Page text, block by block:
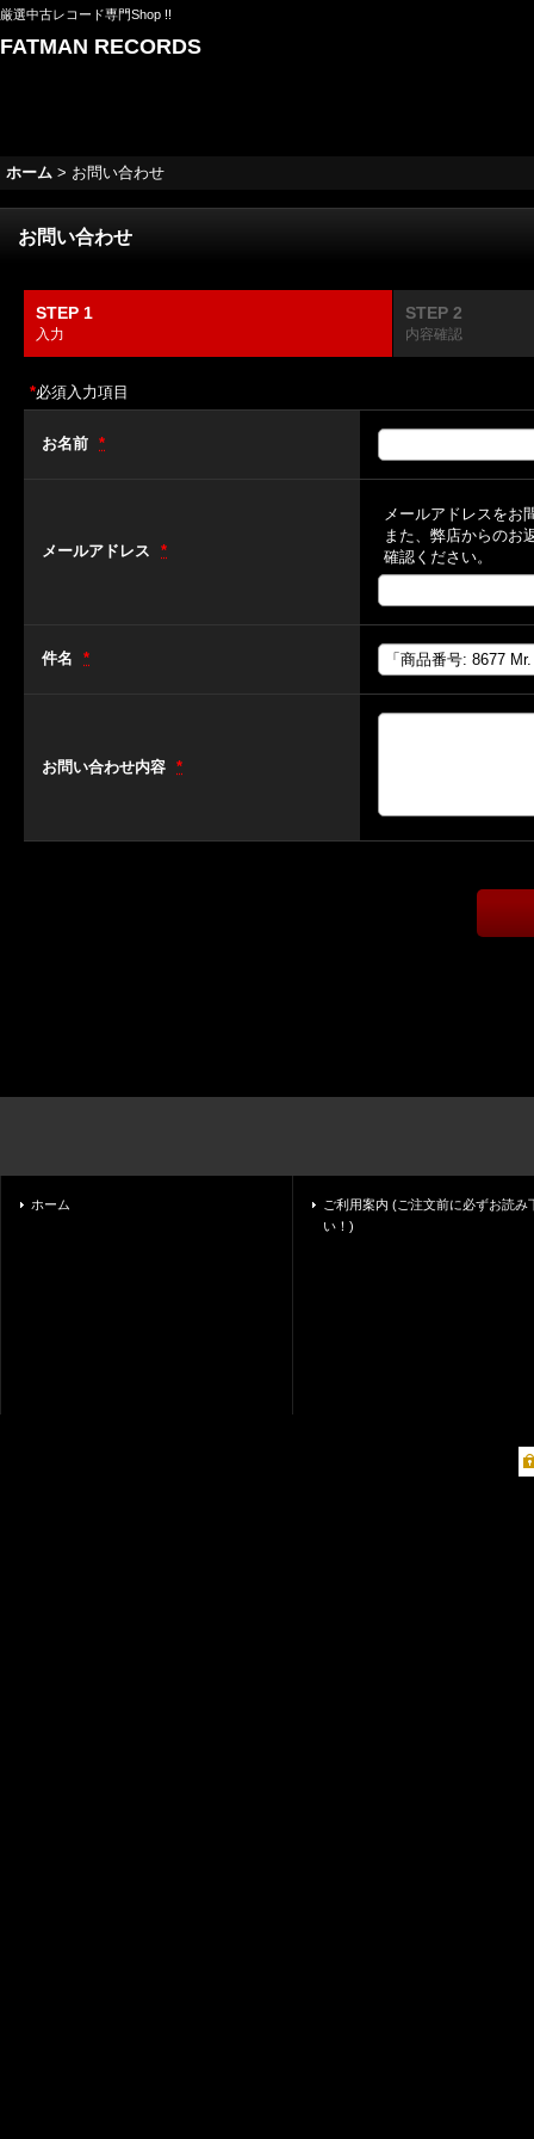
厳選中古レコード専門Shop !!
FATMAN RECORDS
ホーム > お問い合わせ
お問い合わせ
STEP 1
入力
STEP 2
内容確認
*必須入力項目
お名前 *
メールアドレス *
メールアドレスをお
また、弊店からのお
確認ください。
件名 *
お問い合わせ内容 *
ホーム
ご利用案内 (ご注文前に必ずお読み
い！)